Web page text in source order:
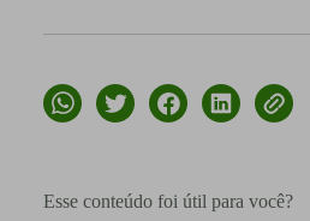
Esse conteúdo foi útil para você?